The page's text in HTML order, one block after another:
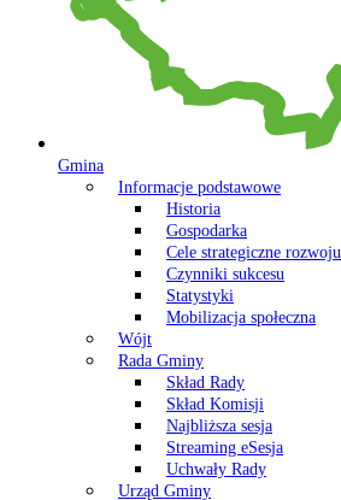
Gmina
Informacje podstawowe
Historia
Gospodarka
Cele strategiczne rozwoju
Czynniki sukcesu
Statystyki
Mobilizacja społeczna
Wójt
Rada Gminy
Skład Rady
Skład Komisji
Najbliższa sesja
Streaming eSesja
Uchwały Rady
Urząd Gminy